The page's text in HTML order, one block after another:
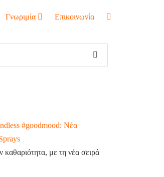
Γνωριμία Επικοινωνία
#goodmood: Νέα
καθαριότητα, με τη νέα σειρά